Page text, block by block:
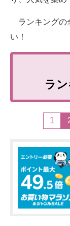
ランキングの
い！
ラ
1